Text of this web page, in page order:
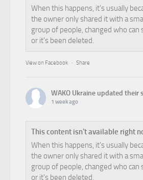
When this happens, it's usually
the owner only shared it with a
group of people, changed who can
or it's been deleted.
View on Facebook · Share
WAKO Ukraine updated their
1 week ago
This content isn't available right
When this happens, it's usually
the owner only shared it with a
group of people, changed who can
or it's been deleted.